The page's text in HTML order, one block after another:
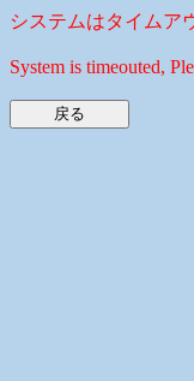
システムはタイムア
System is timeouted,